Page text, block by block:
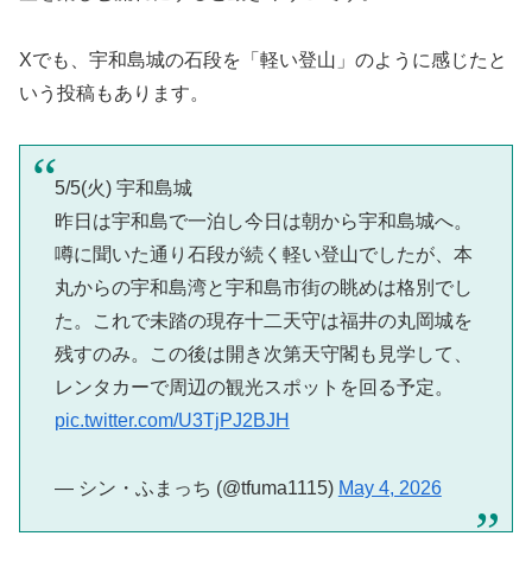
Xでも、宇和島城の石段を「軽い登山」のように感じたと
いう投稿もあります。
5/5(火) 宇和島城
昨日は宇和島で一泊し今日は朝から宇和島城へ。
噂に聞いた通り石段が続く軽い登山でしたが、本
丸からの宇和島湾と宇和島市街の眺めは格別でし
た。これで未踏の現存十二天守は福井の丸岡城を
残すのみ。この後は開き次第天守閣も見学して、
レンタカーで周辺の観光スポットを回る予定。
pic.twitter.com/U3TjPJ2BJH
— シン・ふまっち (@tfuma1115) May 4, 2026